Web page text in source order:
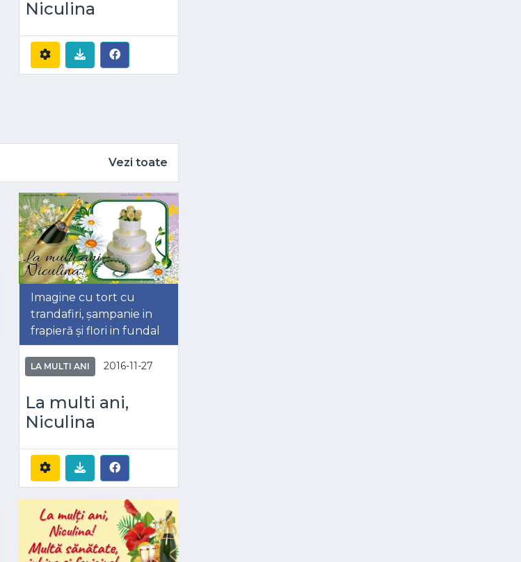
Niculina
Vezi toate
Imagine cu tort cu
trandafiri, șampanie in
frapieră și flori in fundal
LA MULTI ANI 2016-11-27
La multi ani,
Niculina